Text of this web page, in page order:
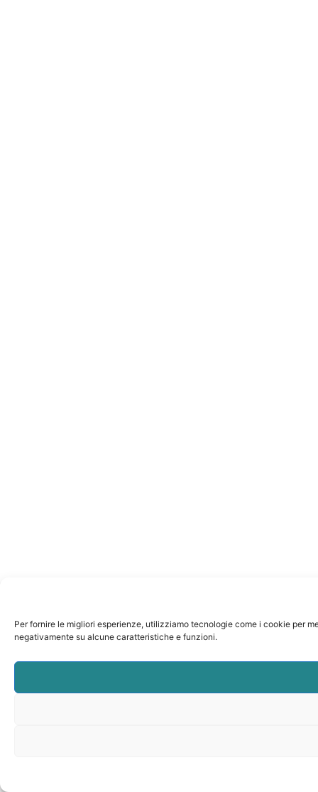
Per fornire le migliori esperienze, utilizziamo tecnologie come i cookie per
negativamente su alcune caratteristiche e funzioni.